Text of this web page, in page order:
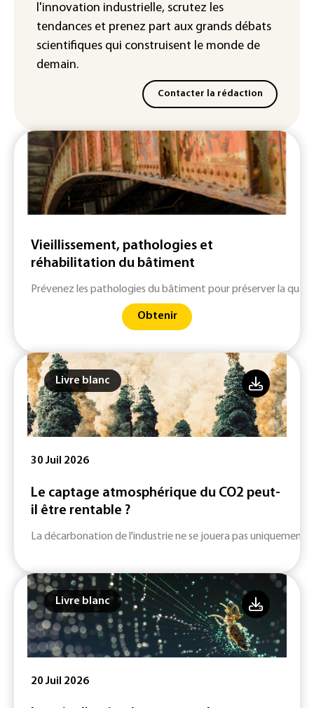
France
l'innovation industrielle, scrutez les
tendances et prenez part aux grands débats
scientifiques qui construisent le monde de
demain.
Contacter la rédaction
Vieillissement, pathologies et
réhabilitation du bâtiment
Prévenez les pathologies du bâtiment pour préserver la
Obtenir
Livre blanc
30 Juil 2026
Le captage atmosphérique du CO2 peut-
il être rentable ?
La décarbonation de l'industrie ne se jouera pas uniquement
Livre blanc
20 Juil 2026